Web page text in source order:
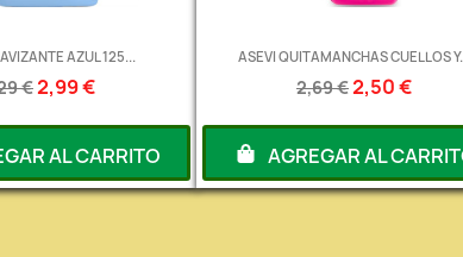
AZUL 125...
€2,99 €
AL CARRITO
ASEVI QUITAMANCHAS CUELLOS
2,69 €2,50 €
AGREGAR AL